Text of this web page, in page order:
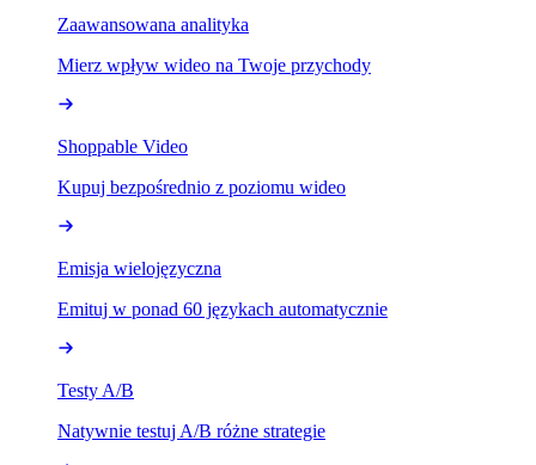
Zaawansowana analityka
Mierz wpływ wideo na Twoje przychody
Shoppable Video
Kupuj bezpośrednio z poziomu wideo
Emisja wielojęzyczna
Emituj w ponad 60 językach automatycznie
Testy A/B
Natywnie testuj A/B różne strategie